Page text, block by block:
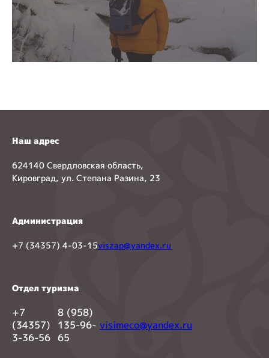
Наш адрес
624140 Свердловская область,
Кировград, ул. Степана Разина, 23
Администрация
+7 (34357) 4-03-15viszap@yandex.ru
Отдел туризма
+7
(34357)
3-36-56
8 (958)
135-96-
65
visimeco@yandex.ru